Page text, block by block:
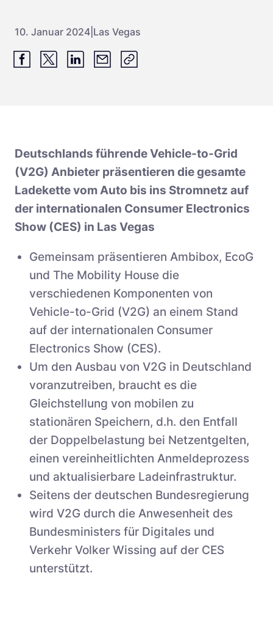
Ladesäulen
PV-fähige Wallboxen
Ladekabel
Zubehör
B-Ware
Hersteller
Gewerbespeicher
10. Januar 2024 Las Vegas
Deutschlands führende Vehicle-to-Grid
(V2G) Anbieter präsentieren die gesamte
Ladekette vom Auto bis ins Stromnetz auf
der internationalen Consumer Electronics
Show (CES) in Las Vegas
Gemeinsam präsentieren Ambibox, EcoG
und The Mobility House die
verschiedenen Komponenten von
Vehicle-to-Grid (V2G) an einem Stand
auf der internationalen Consumer
Electronics Show (CES).
Um den Ausbau von V2G in Deutschland
voranzutreiben, braucht es die
Gleichstellung von mobilen zu
stationären Speichern, d.h. den Entfall
der Doppelbelastung bei Netzentgelten,
einen vereinheitlichten Anmeldeprozess
und aktualisierbare Ladeinfrastruktur.
Seitens der deutschen Bundesregierung
wird V2G durch die Anwesenheit des
Bundesministers für Digitales und
Verkehr Volker Wissing auf der CES
unterstützt.